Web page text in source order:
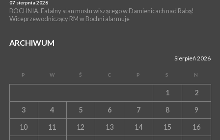
07 sierpnia 2026
BOCHNIA. Fatalny stan mostu wiszącego w Damienicach nad Rabą!
Wiceprzewodniczący RM w Bochni alarmuje
ARCHIWUM
Sierpień 2026
P W Ś C P S N
1 2
3 4 5 6 7 8 9
10 11 12 13 14 15 16